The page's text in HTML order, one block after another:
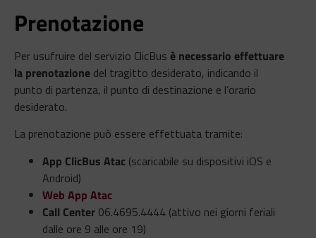
Prenotazione
Per usufruire del servizio ClicBus è necessario effettuare
la prenotazione del tragitto desiderato, indicando il
punto di partenza, il punto di destinazione e l’orario
desiderato.
La prenotazione può essere effettuata tramite:
App ClicBus Atac (scaricabile su dispositivi iOS e
Android)
Web App Atac
Call Center 06.4695.4444 (attivo nei giorni feriali
dalle ore 9 alle ore 19)